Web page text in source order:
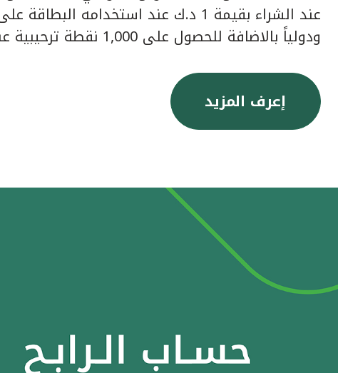
عند الشراء بقيمة 1 د.ك عند استخدامه
ودولياً بالاضافة للحصول على 1,000 نقطة ترحيبية عند إصدار البطاقة.
إعرف المزيد